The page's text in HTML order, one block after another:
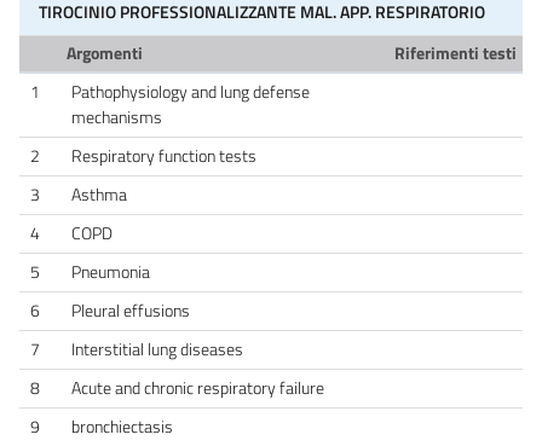
TIROCINIO PROFESSIONALIZZANTE MAL. APP. RESPIRATORIO
Argomenti
Riferimenti testi
1
Pathophysiology and lung defense
mechanisms
2
Respiratory function tests
3
Asthma
4
COPD
5
Pneumonia
6
Pleural effusions
7
Interstitial lung diseases
8
Acute and chronic respiratory failure
9
bronchiectasis